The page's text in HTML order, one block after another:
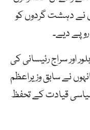
نے دہشت گردوں کو
روپے دیے۔
اور سراج رئیسانی کی
نے سابق وزیراعظم
قیادت کے تحفظ